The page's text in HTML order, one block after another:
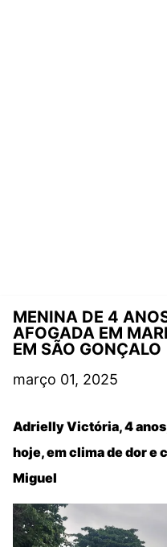
MENINA DE 4
AFOGADA EM
EM SÃO GONÇALO
março 01, 2025
Adrielly Victória, 4
hoje, em clima de dor e
Miguel